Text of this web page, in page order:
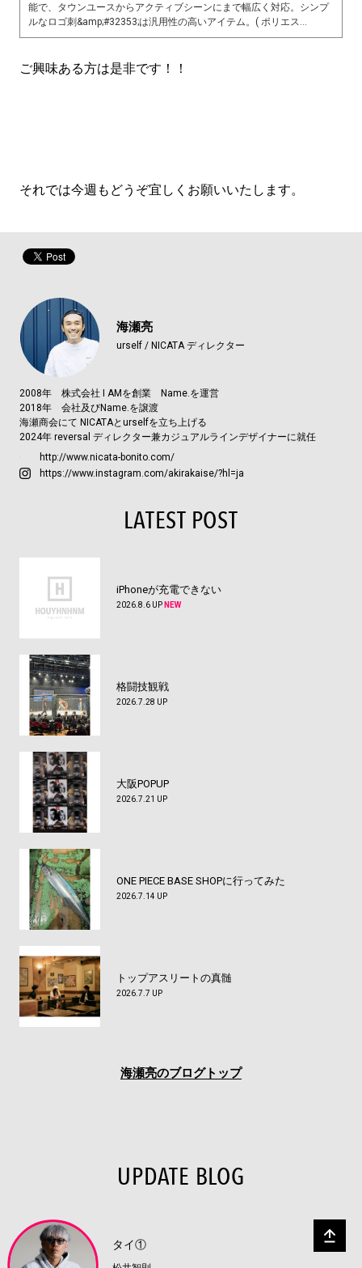
能で、タウンユースからアクティブシーンにまで幅広く対応。シンプ
ルなロゴ刺&amp;#32353;は汎用性の高いアイテム。( ポリエス...
ご興味ある方は是非です！！
それでは今週もどうぞ宜しくお願いいたします。
海瀬亮
urself / NICATA ディレクター
2008年 株式会社 I AMを創業 Name.を運営
2018年 会社及びName.を譲渡
海瀬商会にて NICATAとurselfを立ち上げる
2024年 reversal ディレクター兼カジュアルラインデザイナーに就任
http://www.nicata-bonito.com/
https://www.instagram.com/akirakaise/?hl=ja
LATEST POST
iPhoneが充電できない
2026.8.6 UP NEW
格闘技観戦
2026.7.28 UP
大阪POPUP
2026.7.21 UP
ONE PIECE BASE SHOPに行ってみた
2026.7.14 UP
トップアスリートの真髄
2026.7.7 UP
海瀬亮のブログトップ
UPDATE BLOG
タイ①